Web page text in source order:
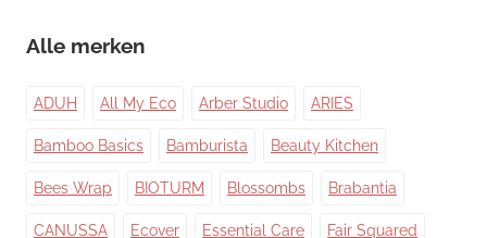
Alle merken
ADUH All My Eco Arber Studio ARIES
Bamboo Basics Bamburista Beauty Kitchen
Bees Wrap BIOTURM Blossombs Brabantia
CANUSSA Ecover Essential Care Fair Squared